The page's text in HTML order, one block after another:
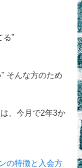
る”
そんな方のため
、今月で2年3か
の特徴と入会方